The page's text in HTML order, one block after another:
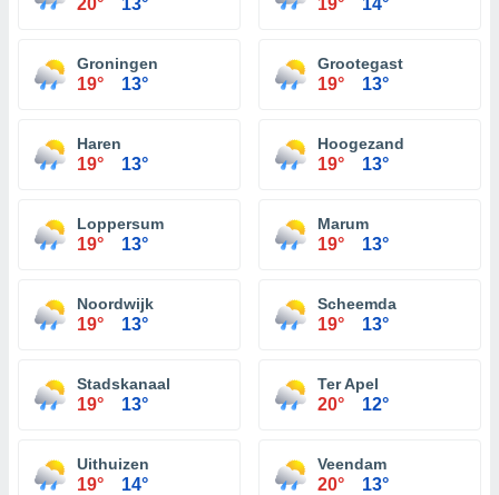
20° 13° 19° 14°
Groningen
19° 13°
Grootegast
19° 13°
Haren
19° 13°
Hoogezand
19° 13°
Loppersum
19° 13°
Marum
19° 13°
Noordwijk
19° 13°
Scheemda
19° 13°
Stadskanaal
19° 13°
Ter Apel
20° 12°
Uithuizen
19° 14°
Veendam
20° 13°